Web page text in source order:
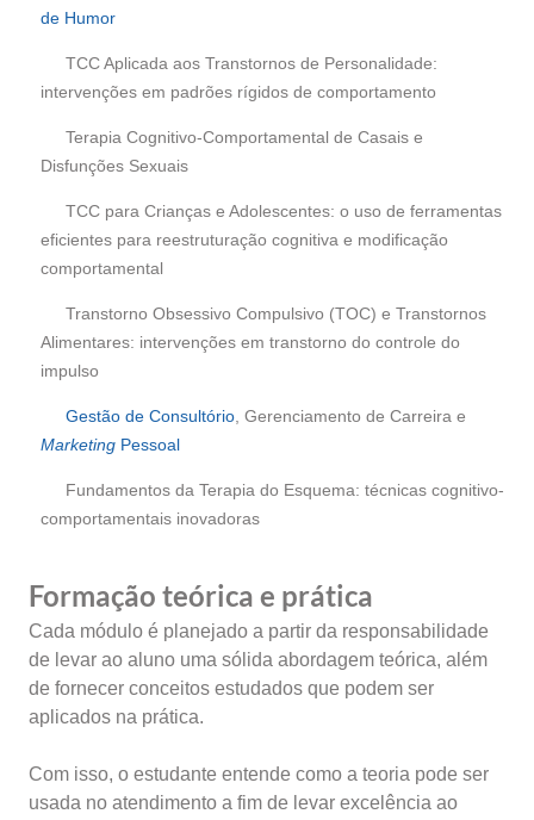
de Humor
TCC Aplicada aos Transtornos de Personalidade:
intervenções em padrões rígidos de comportamento
Terapia Cognitivo-Comportamental de Casais e
Disfunções Sexuais
TCC para Crianças e Adolescentes: o uso de ferramentas
eficientes para reestruturação cognitiva e modificação
comportamental
Transtorno Obsessivo Compulsivo (TOC) e Transtornos
Alimentares: intervenções em transtorno do controle do
impulso
Gestão de Consultório, Gerenciamento de Carreira e
Marketing Pessoal
Fundamentos da Terapia do Esquema: técnicas cognitivo-
comportamentais inovadoras
Formação teórica e prática
Cada módulo é planejado a partir da responsabilidade
de levar ao aluno uma sólida abordagem teórica, além
de fornecer conceitos estudados que podem ser
aplicados na prática.
Com isso, o estudante entende como a teoria pode ser
usada no atendimento a fim de levar excelência ao